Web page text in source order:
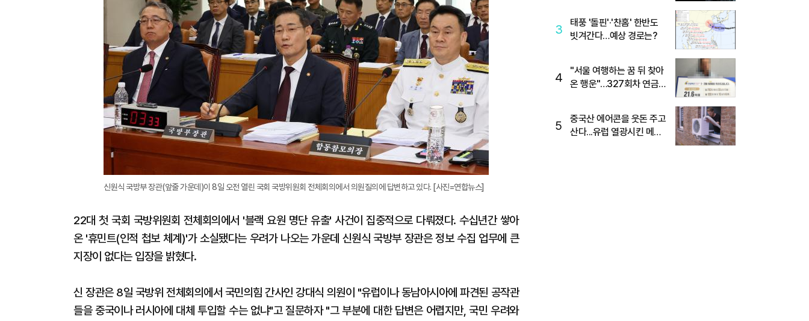
지
확
대
신원식 국방부 장관(앞줄 가운데)이 8일 오전 열린 국회 국방위원회 전체회의에서 의원질의에 답변하고 있다. [사진=연합뉴스]
22대 첫 국회 국방위원회 전체회의에서 '블랙 요원 명단 유출' 사건이 집중적으로 다뤄졌다. 수십년간 쌓아
온 '휴민트(인적 첩보 체계)'가 소실됐다는 우려가 나오는 가운데 신원식 국방부 장관은 정보 수집 업무에 큰
지장이 없다는 입장을 밝혔다.
신 장관은 8일 국방위 전체회의에서 국민의힘 간사인 강대식 의원이 "유럽이나 동남아시아에 파견된 공작관
들을 중국이나 러시아에 대체 투입할 수는 없냐"고 질문하자 "그 부분에 대한 답변은 어렵지만, 국민 우려와
3
태풍 '돌핀'·'찬홈' 한반도
빗겨간다…예상 경로는?
4
"서울 여행하는 꿈 뒤 찾아
온 행운"…327회차 연금
5
중국산 에어콘을 웃돈 주고
산다...유럽 열광시킨 메이